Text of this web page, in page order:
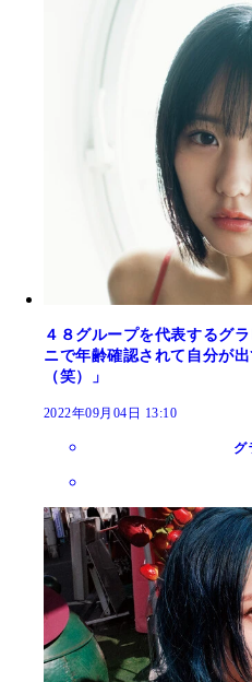
４８グループを代表するグ
ニで年齢確認されて自分が
（笑）」
2022年09月04日 13:10
グ